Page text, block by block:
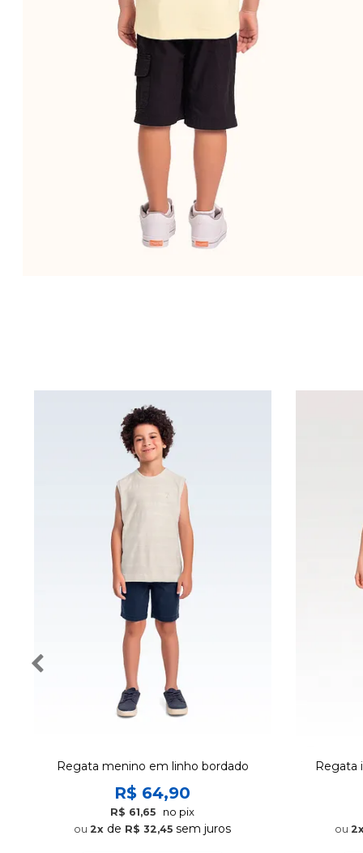
Regata menino em linho bordado
R$ 64,90
R$ 61,65 no pix
2xde R$ 32,45sem juros
Regata